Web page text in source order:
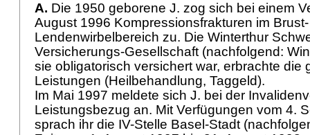
A. Die 1950 geborene J. zog sich bei einem
August 1996 Kompressionsfrakturen im
Lendenwirbelbereich zu. Die Winterthur
Versicherungs-Gesellschaft (nachfolgend:
sie obligatorisch versichert war, erbrachte die
Leistungen (Heilbehandlung, Taggeld).
Im Mai 1997 meldete sich J. bei der
Leistungsbezug an. Mit Verfügungen vom 4.
sprach ihr die IV-Stelle Basel-Stadt